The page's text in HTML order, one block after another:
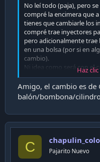
No leí todo (paja), pero
compré la encimera que
tienes que cambiarle los
compré trae inyectores
pero adicionalmente trae
en una bolsa (por si en
cambio).
Ni idea como será con el
supongo que la
manera manejan un
puedas tener una
para modificar el
Igual si quieran tener
llamar a una empresa
sería mas fácil.
Haz
Amigo, el cambio es de
balón/bombona/
C Pajarito Nuevo